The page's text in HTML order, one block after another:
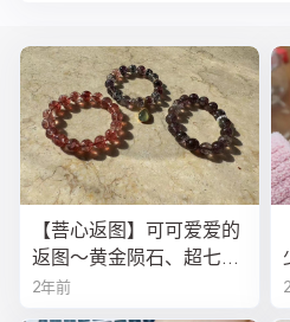
【菩心返图】可可爱爱的
返图～黄金陨石、超七、
金草莓晶
2年前